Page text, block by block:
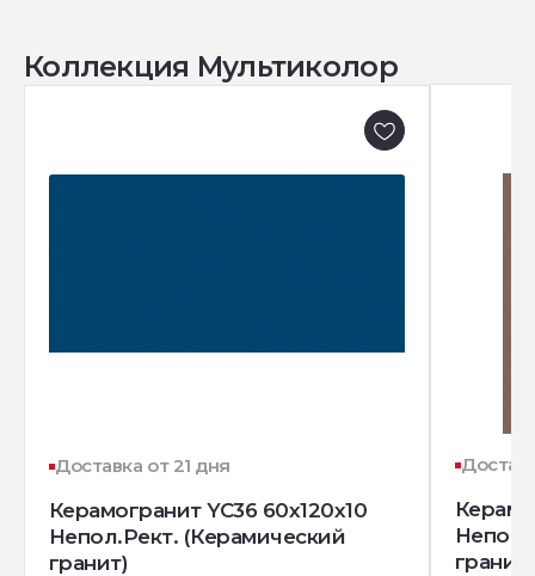
Коллекция Мультиколор
Доставка от 21 дня
Керамогранит YC36 60x120x10
Непол.Рект. (Керамический
гранит)
гранит)